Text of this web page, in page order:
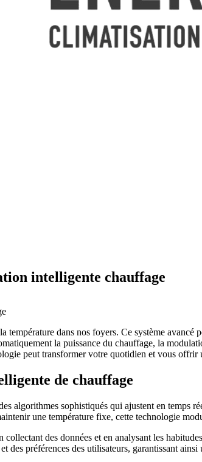
intelligente chauffage
dans nos foyers. Ce système
la puissance du chauffage, la
peut transformer votre quotidien et vous offrir
de chauffage
algorithmes sophistiqués qui ajustent en temps
une température fixe, cette technologie
des données et en analysant les
des préférences des utilisateurs, garantissant